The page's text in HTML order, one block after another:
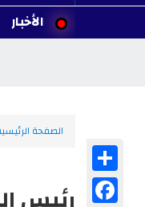
الأخبارالأطفال للحصول على
الصفحة